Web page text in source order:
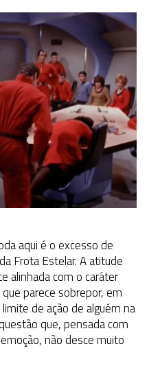
aqui é o excesso de
Frota Estelar. A atitude
alinhada com o caráter
parece sobrepor, em
de ação de alguém na
que, pensada com
não desce muito